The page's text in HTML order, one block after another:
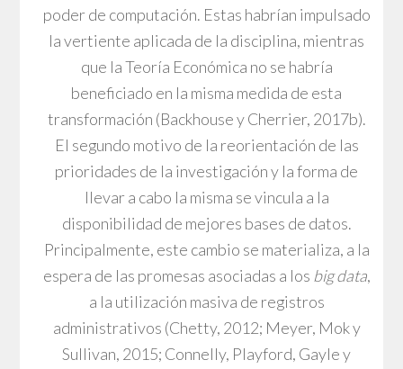
poder de computación. Estas habrían impulsado
la vertiente aplicada de la disciplina, mientras
que la Teoría Económica no se habría
beneficiado en la misma medida de esta
transformación (Backhouse y Cherrier, 2017b).
El segundo motivo de la reorientación de las
prioridades de la investigación y la forma de
llevar a cabo la misma se vincula a la
disponibilidad de mejores bases de datos.
Principalmente, este cambio se materializa, a la
espera de las promesas asociadas a los big data,
a la utilización masiva de registros
administrativos (Chetty, 2012; Meyer, Mok y
Sullivan, 2015; Connelly, Playford, Gayle y